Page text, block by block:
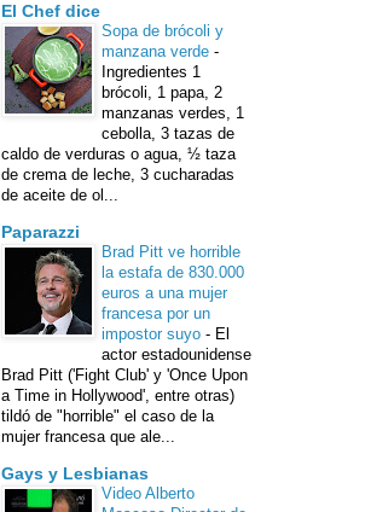
El Chef dice
Sopa de brócoli y
manzana verde -
Ingredientes 1
brócoli, 1 papa, 2
manzanas verdes, 1
cebolla, 3 tazas de
caldo de verduras o agua, ½ taza
de crema de leche, 3 cucharadas
de aceite de ol...
Paparazzi
Brad Pitt ve horrible
la estafa de 830.000
euros a una mujer
francesa por un
impostor suyo - El
actor estadounidense
Brad Pitt ('Fight Club' y 'Once Upon
a Time in Hollywood', entre otras)
tildó de "horrible" el caso de la
mujer francesa que ale...
Gays y Lesbianas
Video Alberto